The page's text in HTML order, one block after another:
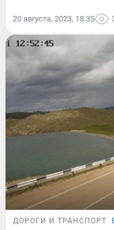
20 августа, 2023, 18:35
ДОРОГИ И ТРАНСПОРТ